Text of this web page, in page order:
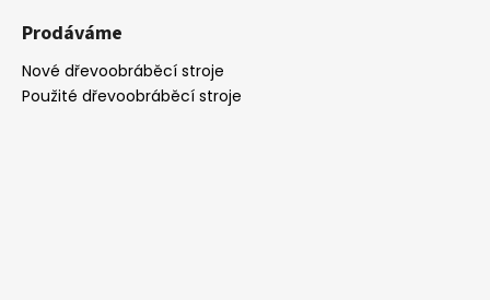
Prodáváme
Nové dřevoobráběcí stroje
Použité dřevoobráběcí stroje